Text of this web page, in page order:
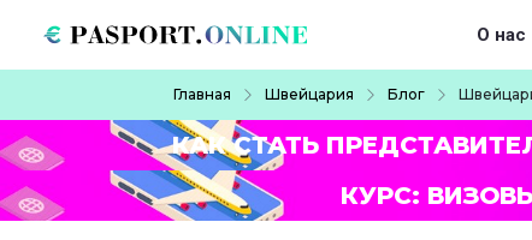
Main О нас
Главная Швейцария Блог
КАК СТАТЬ
КУРС: